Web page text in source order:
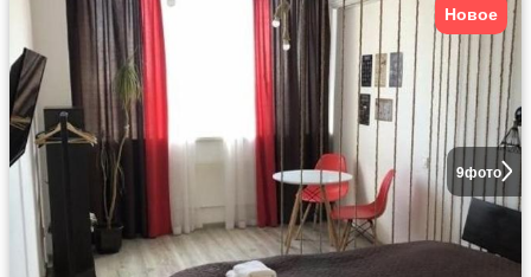
9фото
Новое